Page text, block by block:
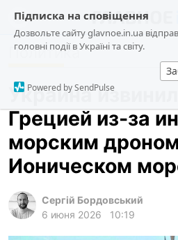
Підписка на сповіщення
Дозвольте сайту glavnoe.in.ua
головні події в Україні та світу.
Powered by SendPulse
новости
о проекте
Политика
Украина
Грецией из-за
морским
Ионическом
Сергій Бордовський
6 июня 2026
10:19